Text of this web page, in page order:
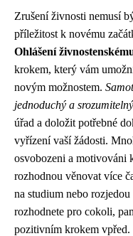
Zrušení živnosti nemusí
příležitost k novému
Ohlášení
krokem, který vám
novým možnostem.
jednoduchý a
úřad a doložit potřebné
vyřízení vaší žádosti.
osvobozeni a motivováni
rozhodnou věnovat více
na studium nebo
rozhodnete pro cokoli,
pozitivním krokem vpřed.